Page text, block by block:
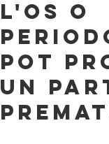
l'os o
pot
un